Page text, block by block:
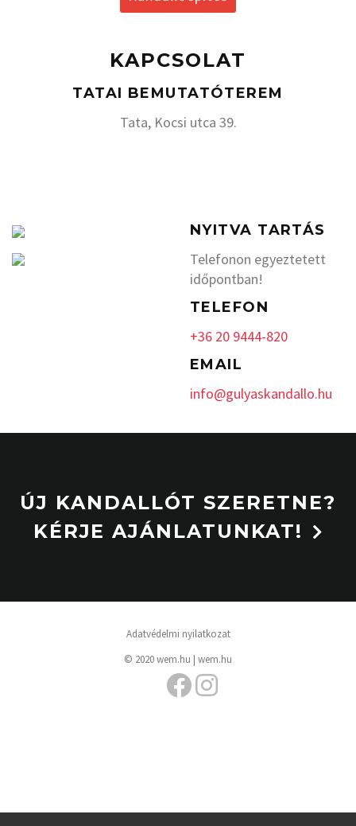
KAPCSOLAT
TATAI BEMUTATÓTEREM
Tata, Kocsi utca 39.
NYITVA TARTÁS
Telefonon egyeztetett
időpontban!
TELEFON
+36 20 9444-820
EMAIL
info@gulyaskandallo.hu
ÚJ KANDALLÓT SZERETNE?
KÉRJE AJÁNLATUNKAT!
Adatvédelmi nyilatkozat
© 2020 wem.hu | wem.hu